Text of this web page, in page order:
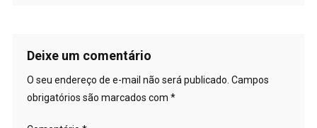
Deixe um comentário
O seu endereço de e-mail não será publicado. Campos
obrigatórios são marcados com *